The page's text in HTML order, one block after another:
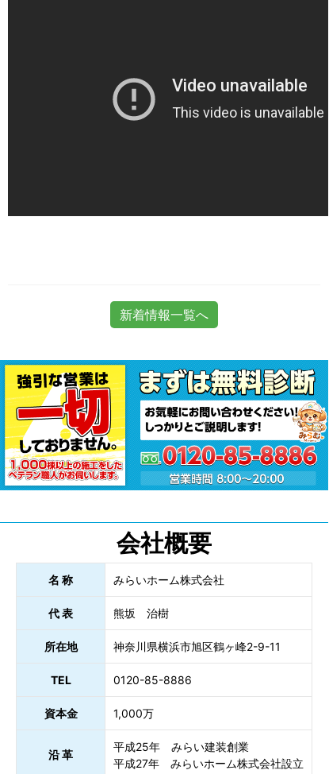
新着情報一覧へ
会社概要
名 称 みらいホーム株式会社
代 表 熊坂 治樹
所在地 神奈川県横浜市旭区鶴ヶ峰2-9-11
TEL 0120-85-8886
資本金 1,000万
沿 革
平成25年 みらい建装創業
平成27年 みらいホーム株式会社設立